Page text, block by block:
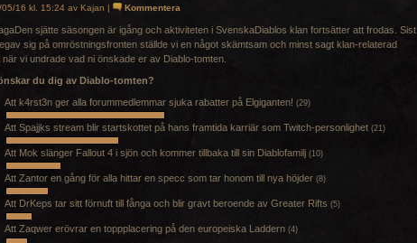
16 kl. 15:24 av Kajan | Kommentera
Den sjätte säsongen är igång och aktiviteten i SvenskaDiablos klan fortsätter att frodas. Sist
sig på omröstningsfronten ställde vi en något skämtsam och minst sagt klan-relaterad
när vi undrade vad ni önskade er av Diablo-tomten.
du dig av Diablo-tomten?
Att k4rst3n ger alla forummedlemmar sjuka rabatter på Elgiganten! (29)
Att Spajjks stream blir startskottet på hans framtida karriär som Twitch-personlighet (21)
Att Mok slänger Fallout 4 i sjön och kommer tillbaka till sin Diablofamilj (10)
Att Zantor en gång för alla hittar en specc som tar honom till nya höjder (8)
Att DrKeps tar sitt förnuft till fånga och blir gravt beroende av Greater Rifts (5)
Att Zaqwer erövrar en toppplacering på den europeiska Laddern (4)